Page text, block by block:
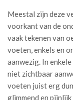
Meestal zijn deze
voorkant van de
vaak tekenen van
voeten, enkels en
aanwezig. In
niet zichtbaar
voeten juist erg
glimmend en